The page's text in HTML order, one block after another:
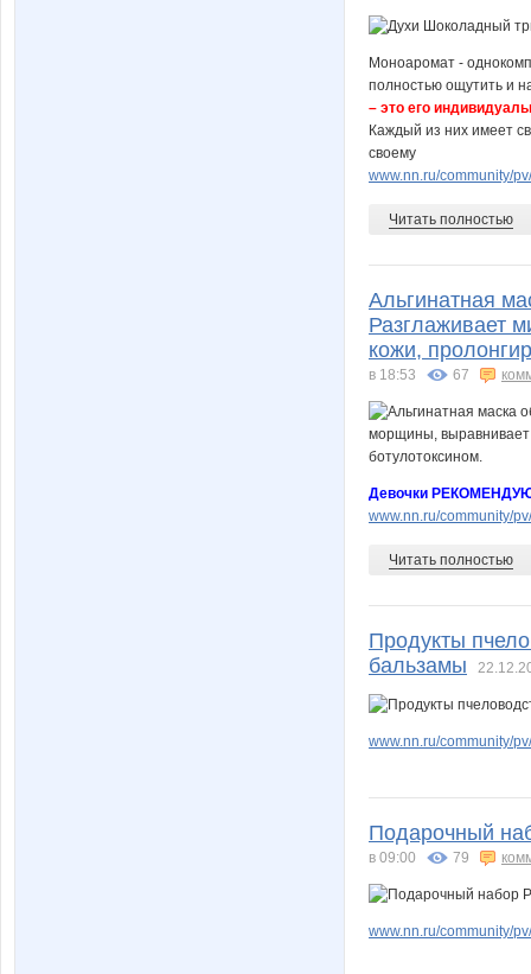
Моноаромат -
полностью ощутить и
– это его
Каждый из них имеет
своему
www.nn.ru/community/
Читать полностью
Альгинатная
Разглаживает
кожи,
в 18:53 67
Девочки
www.nn.ru/community/
Читать полностью
Продукты
бальзамы
www.nn.ru/community/
Подарочный
в 09:00 79
www.nn.ru/community/